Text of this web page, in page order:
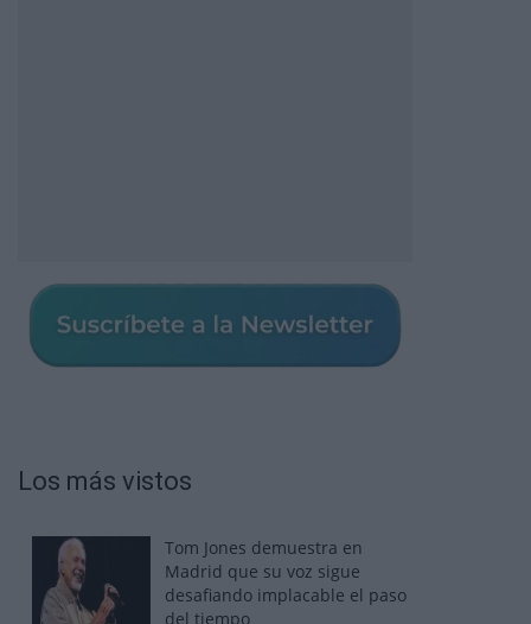
Los más vistos
Tom Jones demuestra en
Madrid que su voz sigue
desafiando implacable el paso
del tiempo